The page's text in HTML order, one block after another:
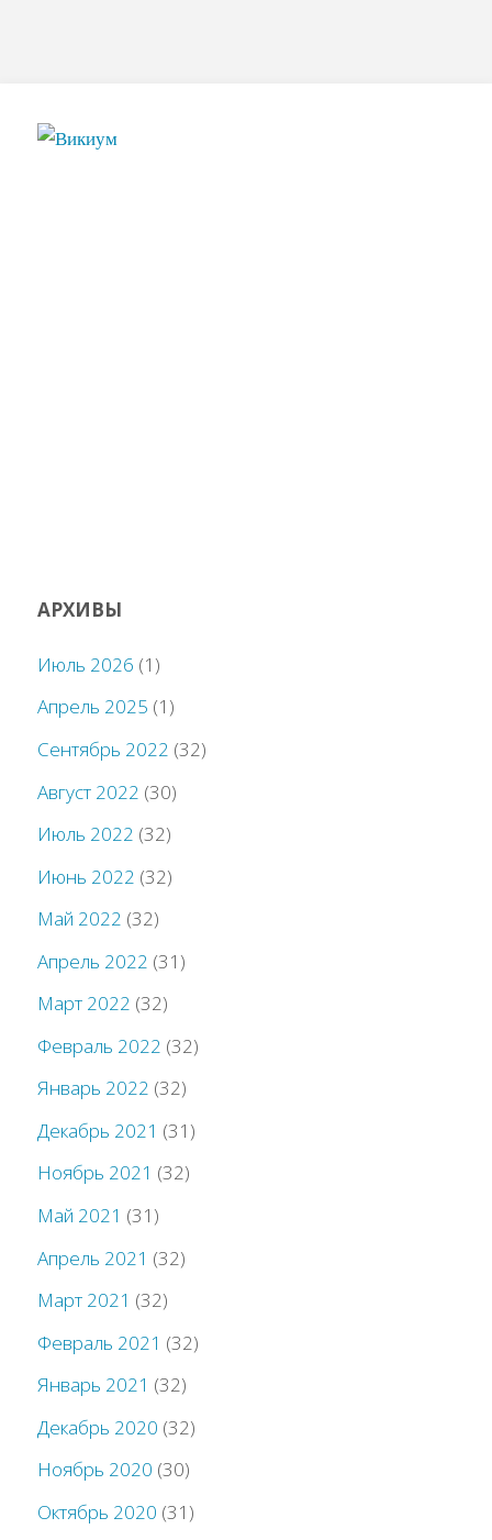
АРХИВЫ
Июль 2026 (1)
Апрель 2025 (1)
Сентябрь 2022 (32)
Август 2022 (30)
Июль 2022 (32)
Июнь 2022 (32)
Май 2022 (32)
Апрель 2022 (31)
Март 2022 (32)
Февраль 2022 (32)
Январь 2022 (32)
Декабрь 2021 (31)
Ноябрь 2021 (32)
Май 2021 (31)
Апрель 2021 (32)
Март 2021 (32)
Февраль 2021 (32)
Январь 2021 (32)
Декабрь 2020 (32)
Ноябрь 2020 (30)
Октябрь 2020 (31)